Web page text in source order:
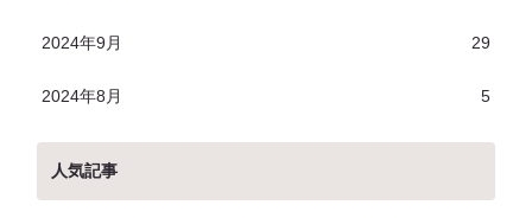
2024年9月 29
2024年8月 5
人気記事